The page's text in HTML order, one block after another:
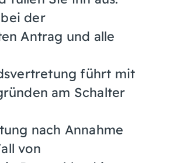
der
Antrag und alle
führt mit
am Schalter
nach Annahme
von